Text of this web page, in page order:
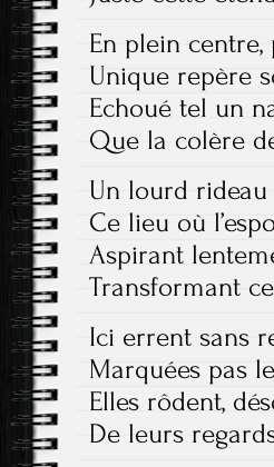
En plein
Unique repère
Echoué tel un
Que la colère
Un lourd
Ce lieu où
Aspirant
Transformant
Ici errent sans
Marquées pas
Elles rôdent,
De leurs